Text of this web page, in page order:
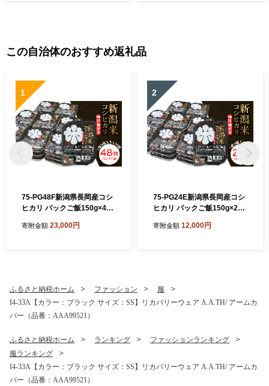
この自治体のおすすめ返礼品
1
75-PG48F新潟県長岡産コシ
ヒカリ パックご飯150g×48
寄附金額 23,000円
2
75-PG24E新潟県長岡産コシ
ヒカリ パックご飯150g×24
寄附金額 12,000円
ふるさと納税ホーム ファッション
服
I4-33A【カラー：ブラック サイズ：SS】リカバリーウェア A.A.TH/ アームカ
バー（品番：AAA99521）
ふるさと納税ホーム ランキング
ファッションランキング
服ランキング
I4-33A【カラー：ブラック サイズ：SS】リカバリーウェア A.A.TH/ アームカ
バー（品番：AAA99521）